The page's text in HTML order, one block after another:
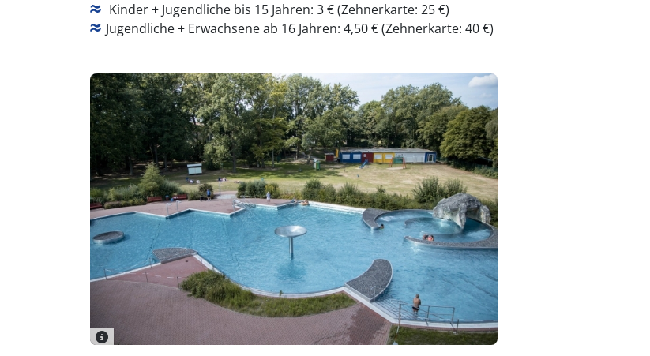
Kinder + Jugendliche bis 15 Jahren: 3 € (Zehnerkarte: 25 €)
Jugendliche + Erwachsene ab 16 Jahren: 4,50 € (Zehnerkarte: 40 €)